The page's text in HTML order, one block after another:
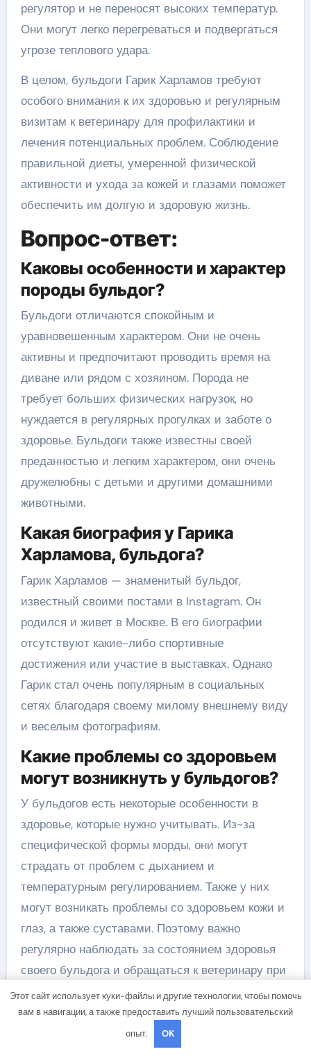
регулятор и не переносят высоких температур.
Они могут легко перегреваться и подвергаться
угрозе теплового удара.
В целом, бульдоги Гарик Харламов требуют
особого внимания к их здоровью и регулярным
визитам к ветеринару для профилактики и
лечения потенциальных проблем. Соблюдение
правильной диеты, умеренной физической
активности и ухода за кожей и глазами поможет
обеспечить им долгую и здоровую жизнь.
Вопрос-ответ:
Каковы особенности и характер
породы бульдог?
Бульдоги отличаются спокойным и
уравновешенным характером. Они не очень
активны и предпочитают проводить время на
диване или рядом с хозяином. Порода не
требует больших физических нагрузок, но
нуждается в регулярных прогулках и заботе о
здоровье. Бульдоги также известны своей
преданностью и легким характером, они очень
дружелюбны с детьми и другими домашними
животными.
Какая биография у Гарика
Харламова, бульдога?
Гарик Харламов — знаменитый бульдог,
известный своими постами в Instagram. Он
родился и живет в Москве. В его биографии
отсутствуют какие-либо спортивные
достижения или участие в выставках. Однако
Гарик стал очень популярным в социальных
сетях благодаря своему милому внешнему виду
и веселым фотографиям.
Какие проблемы со здоровьем
могут возникнуть у бульдогов?
У бульдогов есть некоторые особенности в
здоровье, которые нужно учитывать. Из-за
специфической формы морды, они могут
страдать от проблем с дыханием и
температурным регулированием. Также у них
могут возникать проблемы со здоровьем кожи и
глаз, а также суставами. Поэтому важно
регулярно наблюдать за состоянием здоровья
своего бульдога и обращаться к ветеринару при
необходимости.
Какой уход требуется для
Этот сайт использует куки-файлы и другие технологии, чтобы помочь
вам в навигации, а также предоставить лучший пользовательский
опыт.
OK